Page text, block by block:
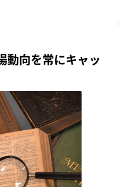
動向を常にキャッ